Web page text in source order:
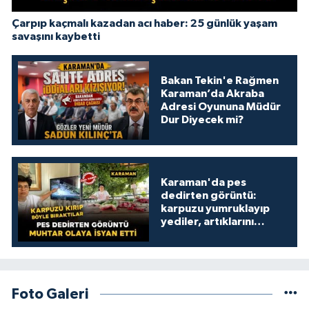
Çarpıp kaçmalı kazadan acı haber: 25 günlük yaşam
savaşını kaybetti
Bakan Tekin'e Rağmen
Karaman’da Akraba
Adresi Oyununa Müdür
Dur Diyecek mi?
Karaman'da pes
dedirten görüntü:
karpuzu yumruklayıp
yediler, artıklarını
Foto Galeri